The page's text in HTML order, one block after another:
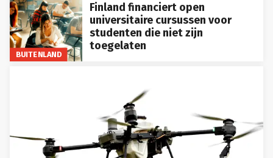
BUITENLAND
Finland financiert open
universitaire cursussen voor
studenten die niet zijn
toegelaten